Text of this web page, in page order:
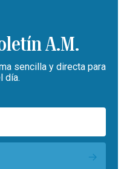
A.M.
sencilla y directa para
día.